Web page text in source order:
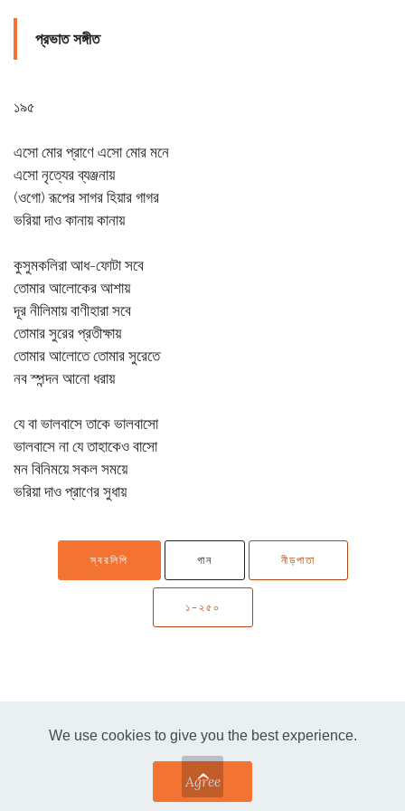
প্রভাত সঙ্গীত
১৯৫
এসো মোর প্রাণে এসো মোর মনে
এসো নৃত্যের ব্যঞ্জনায়
(ওগো) রূপের সাগর হিয়ার গাগর
ভরিয়া দাও কানায় কানায়
কুসুমকলিরা আধ-ফোটা সবে
তোমার আলোকের আশায়
দূর নীলিমায় বাণীহারা সবে
তোমার সুরের প্রতীক্ষায়
তোমার আলোতে তোমার সুরেতে
নব স্পন্দন আনো ধরায়
যে বা ভালবাসে তাকে ভালবাসো
ভালবাসে না যে তাহাকেও বাসো
মন বিনিময়ে সকল সময়ে
ভরিয়া দাও প্রাণের সুধায়
স্বরলিপি গান নীড়পাতা
১-২৫০
We use cookies to give you the best experience.
Agree